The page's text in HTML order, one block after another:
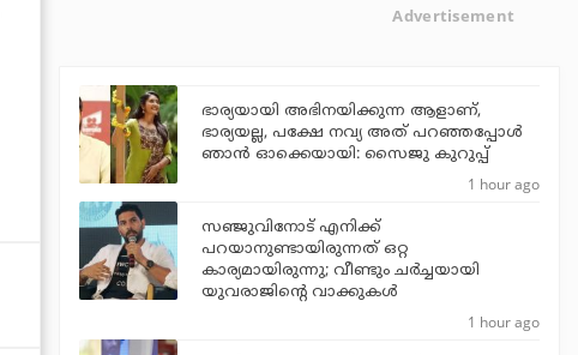
Advertisement
ഭാര്യയായി അഭിനയിക്കുന്ന ആളാണ്,
ഭാര്യയല്ല, പക്ഷേ നവ്യ അത് പറഞ്ഞപ്പോള്‍
ഞാന്‍ ഓക്കെയായി: സൈജു കുറുപ്പ്
1 hour ago
സഞ്ജുവിനോട് എനിക്ക്
പറയാനുണ്ടായിരുന്നത് ഒറ്റ
കാര്യമായിരുന്നു; വീണ്ടും ചര്‍ച്ചയായി
യുവരാജിന്റെ വാക്കുകള്‍
1 hour ago